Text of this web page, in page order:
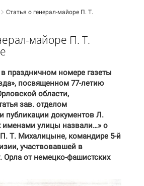
Статья о генерал-майоре П. Т.
майоре П. Т.
в праздничном номере газеты
посвященном 77-летию
области,
зав. отделом
публикации документов Л.
именами улицы назвали…» о
П. Т. Михалицыне, командире 5-й
участвовавшей в
Орла от немецко-фашистских